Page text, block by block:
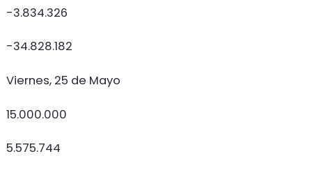
-3.834.326
-34.828.182
Viernes, 25 de Mayo
15.000.000
5.575.744